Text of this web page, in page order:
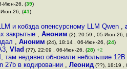
Июн-26, (39)
Июн-26, (41)
и кобзда опенсурсному LLM Qwen ,
закрытые , Аноним (2), 20:59 , 05-Июн-26,
, Аноним (24), 18:14 , 06-Июн-26, (24)
, Vlad (??), 22:09 , 06-Июн-26, (28) +2
там недавно обновили небольшие
27b в кодировании , Леонид (??), 18:19 ,